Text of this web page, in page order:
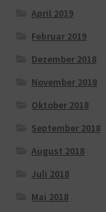
April 2019
Februar 2019
Dezember 2018
November 2018
Oktober 2018
September 2018
August 2018
Juli 2018
Mai 2018